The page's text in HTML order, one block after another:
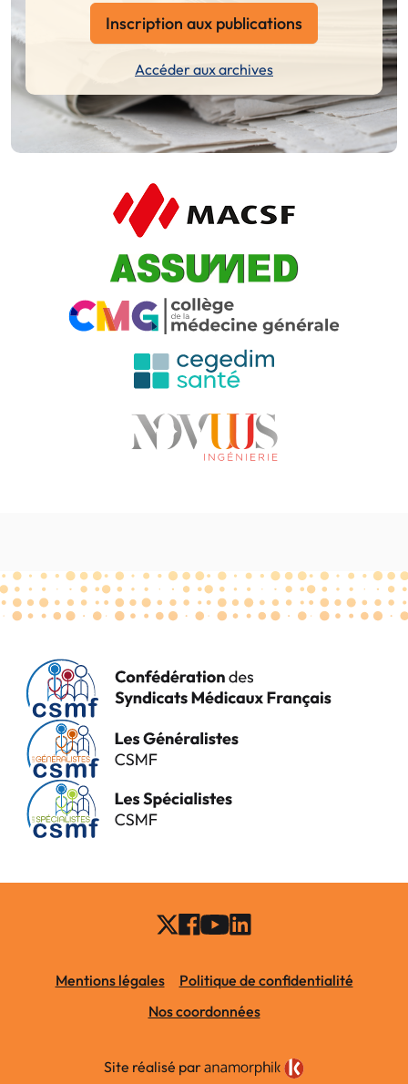
Inscription aux publications
Accéder aux archives
Mentions légales
Politique de confidentialité
Nos coordonnées
Site réalisé par